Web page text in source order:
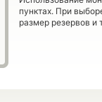
пунктах. При
размер резервов и